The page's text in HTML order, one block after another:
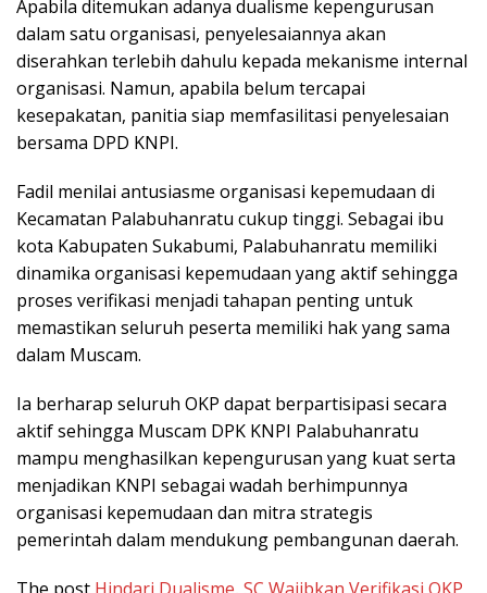
Apabila ditemukan adanya dualisme kepengurusan
dalam satu organisasi, penyelesaiannya akan
diserahkan terlebih dahulu kepada mekanisme internal
organisasi. Namun, apabila belum tercapai
kesepakatan, panitia siap memfasilitasi penyelesaian
bersama DPD KNPI.
Fadil menilai antusiasme organisasi kepemudaan di
Kecamatan Palabuhanratu cukup tinggi. Sebagai ibu
kota Kabupaten Sukabumi, Palabuhanratu memiliki
dinamika organisasi kepemudaan yang aktif sehingga
proses verifikasi menjadi tahapan penting untuk
memastikan seluruh peserta memiliki hak yang sama
dalam Muscam.
Ia berharap seluruh OKP dapat berpartisipasi secara
aktif sehingga Muscam DPK KNPI Palabuhanratu
mampu menghasilkan kepengurusan yang kuat serta
menjadikan KNPI sebagai wadah berhimpunnya
organisasi kepemudaan dan mitra strategis
pemerintah dalam mendukung pembangunan daerah.